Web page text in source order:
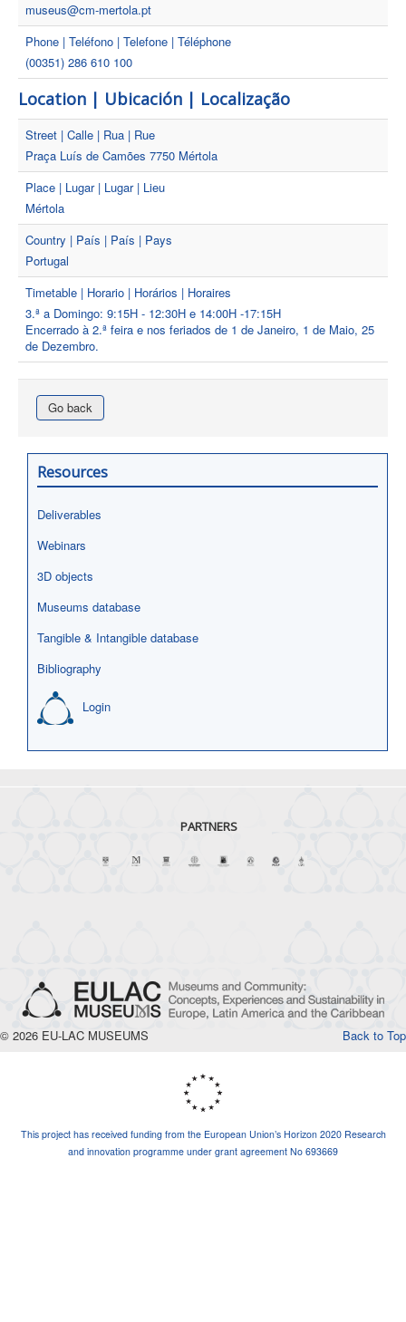
museus@cm-mertola.pt
Phone | Teléfono | Telefone | Téléphone
(00351) 286 610 100
Location | Ubicación | Localização
Street | Calle | Rua | Rue
Praça Luís de Camões 7750 Mértola
Place | Lugar | Lugar | Lieu
Mértola
Country | País | País | Pays
Portugal
Timetable | Horario | Horários | Horaires
3.ª a Domingo: 9:15H - 12:30H e 14:00H -17:15H
Encerrado à 2.ª feira e nos feriados de 1 de Janeiro, 1 de Maio, 25
de Dezembro.
Go back
Resources
Deliverables
Webinars
3D objects
Museums database
Tangible & Intangible database
Bibliography
Login
PARTNERS
Back to Top
© 2026 EU-LAC MUSEUMS
This project has received funding from the European Union’s Horizon 2020 Research
and innovation programme under grant agreement No 693669